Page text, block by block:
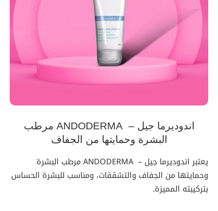
اندوديرما جيل – ANDODERMA مرطب
البشرة وحمايتها من الجفاف
يعتبر اندوديرما جيل – ANDODERMA مرطب البشرة
وحمايتها من الجفاف والتشققات، ومناسب للبشرة الحساس
بتركيبته المميزة.